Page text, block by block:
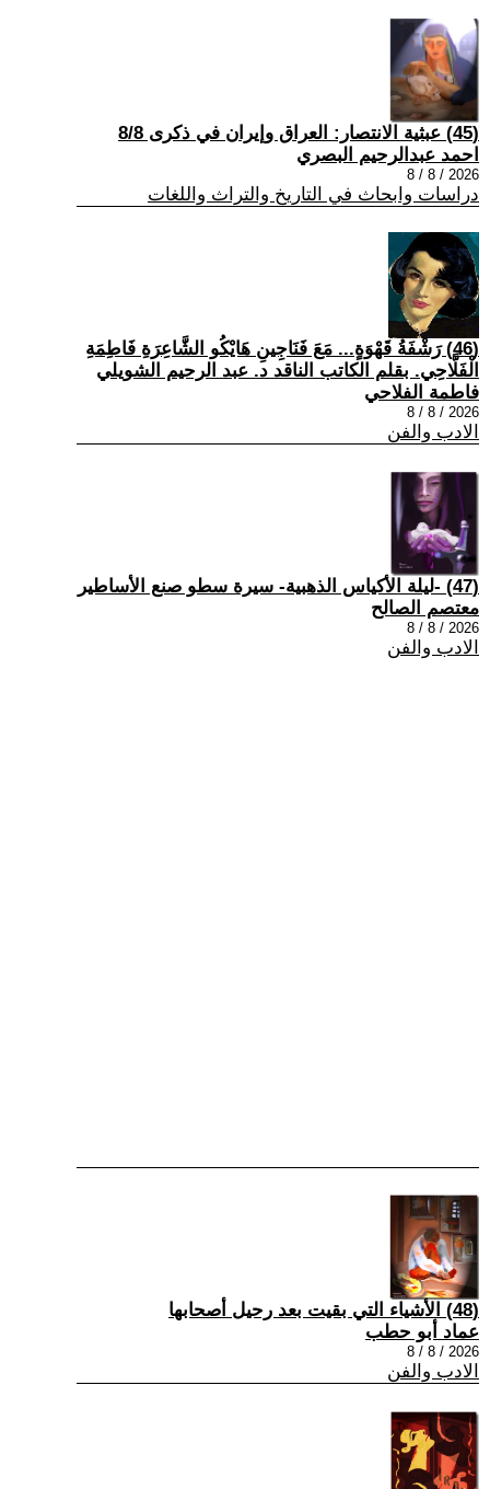
(45) عبثية الانتصار: العراق وإيران في ذكرى 8/8
احمد عبدالرحيم البصري
2026 / 8 / 8
دراسات وابحاث في التاريخ والتراث واللغات
(46) رَشْفَةُ قَهْوَةٍ... مَعَ فَنَاجِينِ هَايْكُو الشَّاعِرَةِ فَاطِمَةِ
الْفَلَّاحِي. بقلم الكاتب الناقد د. عبد الرحيم الشويلي
فاطمة الفلاحي
2026 / 8 / 8
الادب والفن
(47) -ليلة الأكياس الذهبية- سيرة سطو صنع الأساطير
معتصم الصالح
2026 / 8 / 8
الادب والفن
(48) الأشياء التي بقيت بعد رحيل أصحابها
عماد أبو حطب
2026 / 8 / 8
الادب والفن